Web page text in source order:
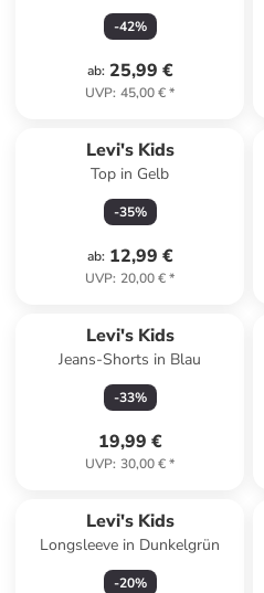
-42%
ab: 25,99 €
UVP: 45,00 €*
Levi's Kids
Top in Gelb
-35%
ab: 12,99 €
UVP: 20,00 €*
Levi's Kids
Jeans-Shorts in Blau
-33%
19,99 €
UVP: 30,00 €*
Levi's Kids
Longsleeve in Dunkelgrün
-20%